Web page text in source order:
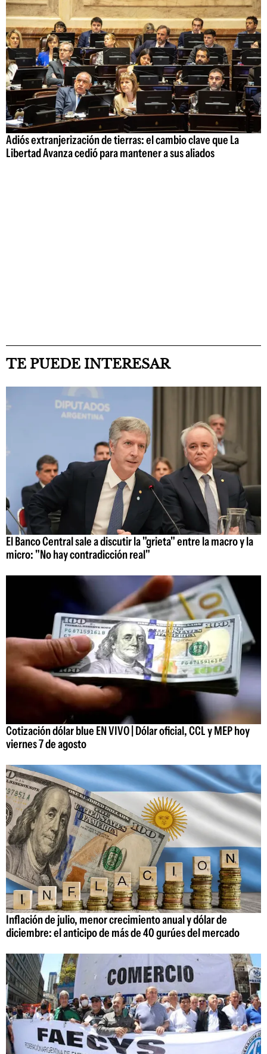
Adiós extranjerización de tierras: el cambio clave que La
Libertad Avanza cedió para mantener a sus aliados
TE PUEDE INTERESAR
El Banco Central sale a discutir la "grieta" entre la macro y la
micro: "No hay contradicción real"
Cotización dólar blue EN VIVO | Dólar oficial, CCL y MEP hoy
viernes 7 de agosto
Inflación de julio, menor crecimiento anual y dólar de
diciembre: el anticipo de más de 40 gurúes del mercado